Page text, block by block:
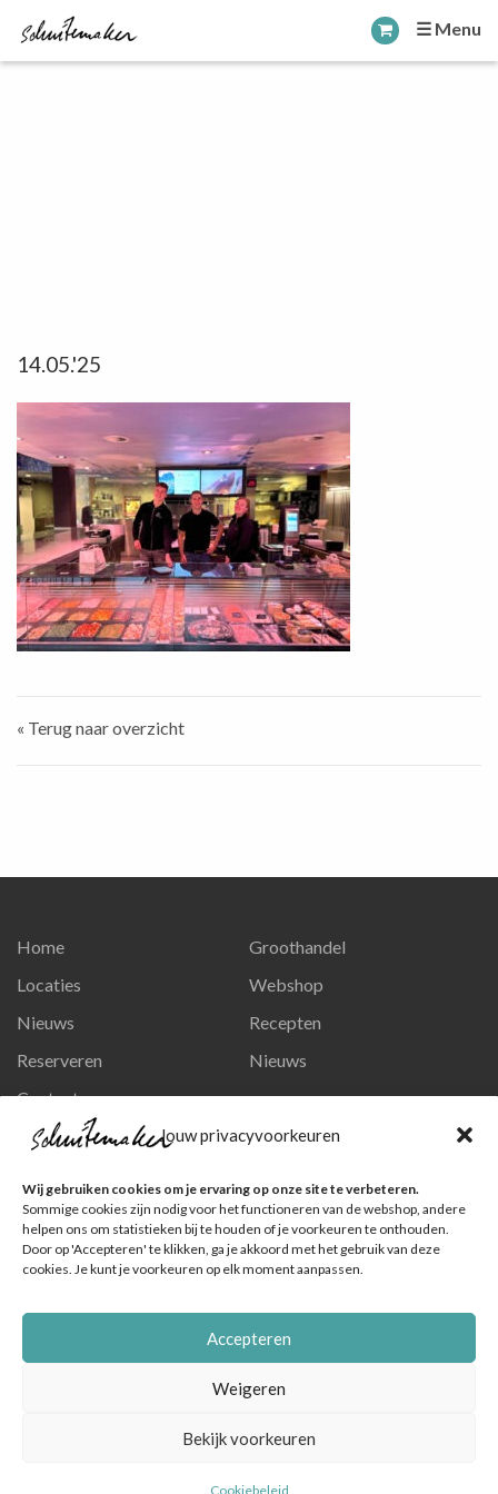
Jouw privacyvoorkeuren
Wij gebruiken cookies om je ervaring op onze site te verbeteren.
Sommige cookies zijn nodig voor het functioneren van de webshop, andere
helpen ons om statistieken bij te houden of je voorkeuren te onthouden.
Door op 'Accepteren' te klikken, ga je akkoord met het gebruik van deze
cookies. Je kunt je voorkeuren op elk moment aanpassen.
Accepteren
Weigeren
Bekijk voorkeuren
Cookiebeleid
☰ Menu
14.05.'25
« Terug naar overzicht
Home
Locaties
Nieuws
Reserveren
Contact
Privacy en persoonsgegevens
Groothandel
Webshop
Recepten
Nieuws
Ga naar onze pagina
Volg ons op Instagram
Ga naar onze pagina
© Schuitemaker Vis , foto's zijn o.a. van het Nederlands Visbureau